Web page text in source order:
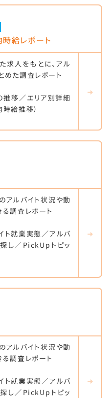
時給レポート
求人をもとに、アル
めた調査レポート
移／エリア別詳細
給推移）
アルバイト状況や動
調査レポート
ト就業実態／アルバ
し／PickUpトピッ
アルバイト状況や動
調査レポート
ト就業実態／アルバ
し／PickUpトピッ